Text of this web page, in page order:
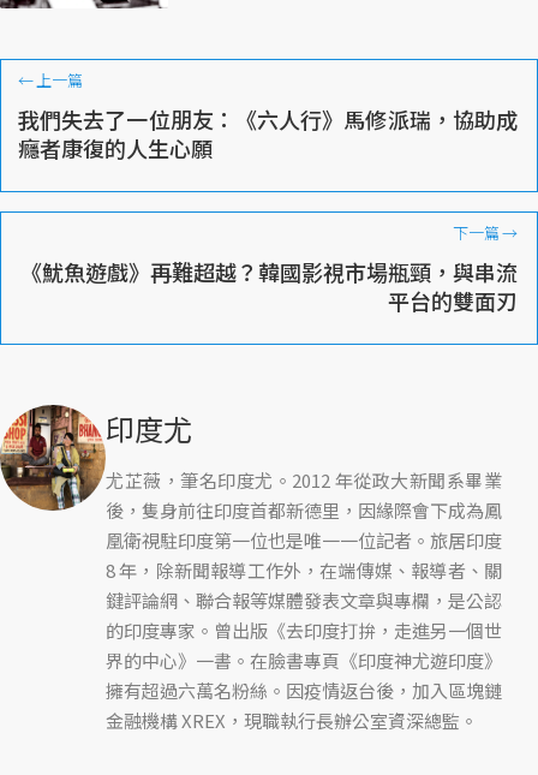
←上一篇
我們失去了一位朋友：《六人行》馬修派瑞，協助成
癮者康復的人生心願
下一篇→
《魷魚遊戲》再難超越？韓國影視市場瓶頸，與串流
平台的雙面刃
印度尤
尤芷薇，筆名印度尤。2012 年從政大新聞系畢業
後，隻身前往印度首都新德里，因緣際會下成為鳳
凰衛視駐印度第一位也是唯一一位記者。旅居印度
8 年，除新聞報導工作外，在端傳媒、報導者、關
鍵評論網、聯合報等媒體發表文章與專欄，是公認
的印度專家。曾出版《去印度打拚，走進另一個世
界的中心》一書。在臉書專頁《印度神尤遊印度》
擁有超過六萬名粉絲。因疫情返台後，加入區塊鏈
金融機構 XREX，現職執行長辦公室資深總監。